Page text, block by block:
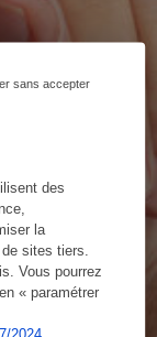
des
la
sites tiers.
Vous pourrez
« paramétrer
sans accepter